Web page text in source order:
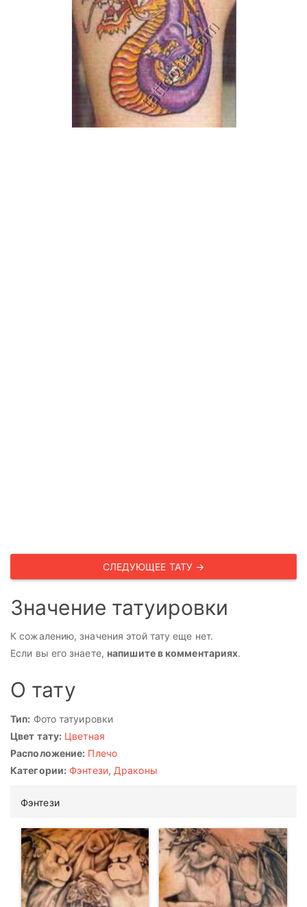
СЛЕДУЮЩЕЕ ТАТУ →
Значение татуировки
К сожалению, значения этой тату еще нет.
Если вы его знаете, напишите в комментариях.
О тату
Тип: Фото татуировки
Цвет тату: Цветная
Расположение: Плечо
Категории: Фэнтези, Драконы
Фэнтези